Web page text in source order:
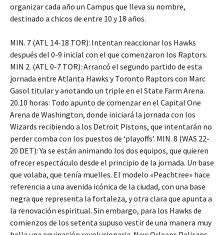
organizar cada año un Campus que lleva su nombre,
destinado a chicos de entre 10 y 18 años.
MIN. 7 (ATL 14-18 TOR): Intentan reaccionar los Hawks
después del 0-9 inicial con el que comenzaron los Raptors.
MIN 2. (ATL 0-7 TOR): Arrancó el segundo partido de esta
jornada entre Atlanta Hawks y Toronto Raptors con Marc
Gasol titular y anotando un triple en el State Farm Arena.
20.10 horas: Todo apunto de comenzar en el Capital One
Arena de Washington, donde iniciará la jornada con los
Wizards recibiendo a los Detroit Pistons, que intentarán no
perder comba con los puestos de ‘playoffs’. MIN. 8 (WAS 22-
20 DET): Ya se están animando los dos equipos, que quieren
ofrecer espectáculo desde el principio de la jornada. Un base
que volaba, que tenía muelles. El modelo «Peachtree» hace
referencia a una avenida icónica de la ciudad, con una base
negra que representa la fortaleza, y otra clara que apunta a
la renovación espiritual. Sin embargo, para los Hawks de
comienzos de los setenta supuso vestir de una manera muy